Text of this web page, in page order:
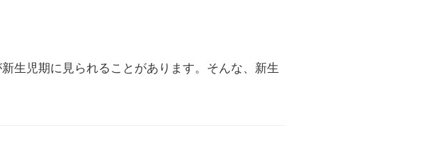
生児期に見られることがあります。そんな、新生